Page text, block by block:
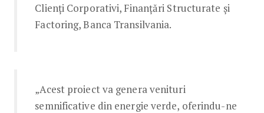
Clienți Corporativi, Finanțări Structurate și
Factoring, Banca Transilvania.
„Acest proiect va genera venituri
semnificative din energie verde, oferindu-ne